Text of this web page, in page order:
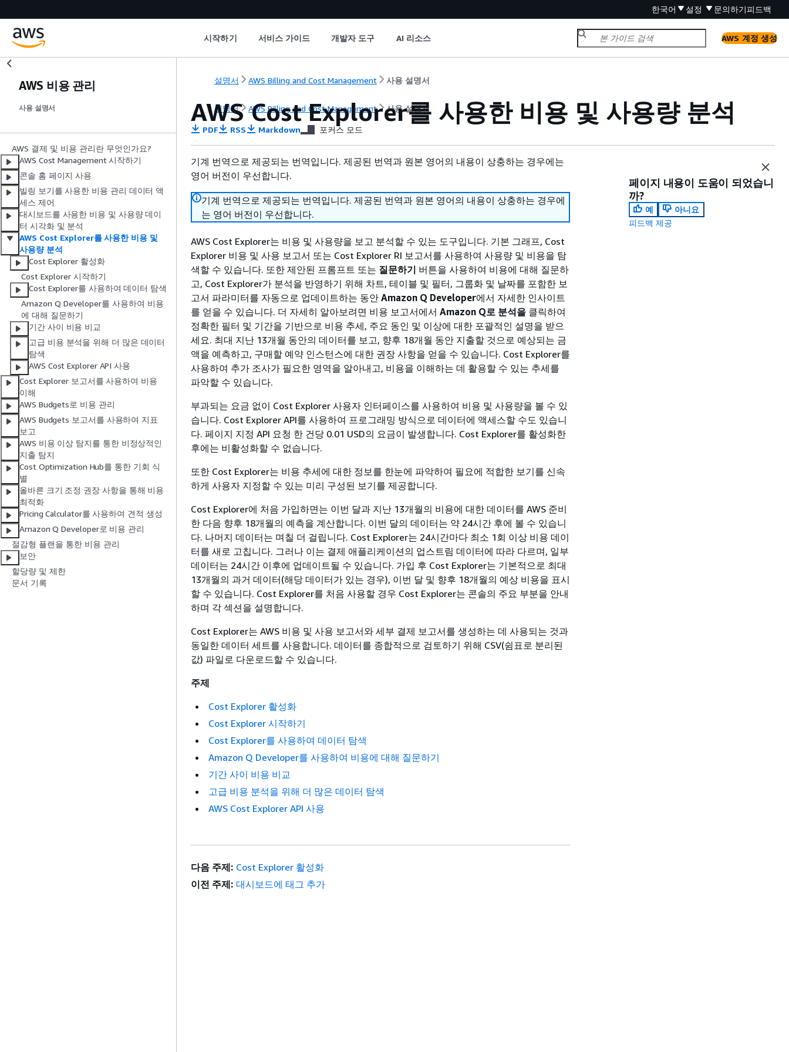
한국어 설정 문의하기피드백
시작하기 서비스 가이드 개발자 도구 AI 리소스 AWS 계정 생성
AWS 비용 관리
사용 설명서
AWS 결제 및 비용 관리란 무엇인가요?
AWS Cost Management 시작하기
콘솔 홈 페이지 사용
빌링 보기를 사용한 비용 관리 데이터 액
세스 제어
대시보드를 사용한 비용 및 사용량 데이
터 시각화 및 분석
AWS Cost Explorer를 사용한 비용 및
사용량 분석
Cost Explorer 활성화
Cost Explorer 시작하기
Cost Explorer를 사용하여 데이터 탐색
Amazon Q Developer를 사용하여 비용
에 대해 질문하기
기간 사이 비용 비교
고급 비용 분석을 위해 더 많은 데이터
탐색
AWS Cost Explorer API 사용
Cost Explorer 보고서를 사용하여 비용
이해
AWS Budgets로 비용 관리
AWS Budgets 보고서를 사용하여 지표
보고
AWS 비용 이상 탐지를 통한 비정상적인
지출 탐지
Cost Optimization Hub를 통한 기회 식
별
올바른 크기 조정 권장 사항을 통해 비용
최적화
Pricing Calculator를 사용하여 견적 생성
Amazon Q Developer로 비용 관리
절감형 플랜을 통한 비용 관리
보안
할당량 및 제한
문서 기록
설명서 AWS Billing and Cost Management 사용 설명서
설명서 AWS Billing and Cost Management 사용 설명서
AWS Cost Explorer를 사용한 비용 및 사용량 분석
PDF RSS Markdown 포커스 모드
기계 번역으로 제공되는 번역입니다. 제공된 번역과 원본 영어의 내용이 상충하는 경우에는
영어 버전이 우선합니다.
기계 번역으로 제공되는 번역입니다. 제공된 번역과 원본 영어의 내용이 상충하는 경우에
는 영어 버전이 우선합니다.
AWS Cost Explorer는 비용 및 사용량을 보고 분석할 수 있는 도구입니다. 기본 그래프, Cost
Explorer 비용 및 사용 보고서 또는 Cost Explorer RI 보고서를 사용하여 사용량 및 비용을 탐
색할 수 있습니다. 또한 제안된 프롬프트 또는 질문하기 버튼을 사용하여 비용에 대해 질문하
고, Cost Explorer가 분석을 반영하기 위해 차트, 테이블 및 필터, 그룹화 및 날짜를 포함한 보
고서 파라미터를 자동으로 업데이트하는 동안 Amazon Q Developer에서 자세한 인사이트
를 얻을 수 있습니다. 더 자세히 알아보려면 비용 보고서에서 Amazon Q로 분석을 클릭하여
정확한 필터 및 기간을 기반으로 비용 추세, 주요 동인 및 이상에 대한 포괄적인 설명을 받으
세요. 최대 지난 13개월 동안의 데이터를 보고, 향후 18개월 동안 지출할 것으로 예상되는 금
액을 예측하고, 구매할 예약 인스턴스에 대한 권장 사항을 얻을 수 있습니다. Cost Explorer를
사용하여 추가 조사가 필요한 영역을 알아내고, 비용을 이해하는 데 활용할 수 있는 추세를
파악할 수 있습니다.
부과되는 요금 없이 Cost Explorer 사용자 인터페이스를 사용하여 비용 및 사용량을 볼 수 있
습니다. Cost Explorer API를 사용하여 프로그래밍 방식으로 데이터에 액세스할 수도 있습니
다. 페이지 지정 API 요청 한 건당 0.01 USD의 요금이 발생합니다. Cost Explorer를 활성화한
후에는 비활성화할 수 없습니다.
또한 Cost Explorer는 비용 추세에 대한 정보를 한눈에 파악하여 필요에 적합한 보기를 신속
하게 사용자 지정할 수 있는 미리 구성된 보기를 제공합니다.
Cost Explorer에 처음 가입하면는 이번 달과 지난 13개월의 비용에 대한 데이터를 AWS 준비
한 다음 향후 18개월의 예측을 계산합니다. 이번 달의 데이터는 약 24시간 후에 볼 수 있습니
다. 나머지 데이터는 며칠 더 걸립니다. Cost Explorer는 24시간마다 최소 1회 이상 비용 데이
터를 새로 고칩니다. 그러나 이는 결제 애플리케이션의 업스트림 데이터에 따라 다르며, 일부
데이터는 24시간 이후에 업데이트될 수 있습니다. 가입 후 Cost Explorer는 기본적으로 최대
13개월의 과거 데이터(해당 데이터가 있는 경우), 이번 달 및 향후 18개월의 예상 비용을 표시
할 수 있습니다. Cost Explorer를 처음 사용할 경우 Cost Explorer는 콘솔의 주요 부분을 안내
하며 각 섹션을 설명합니다.
Cost Explorer는 AWS 비용 및 사용 보고서와 세부 결제 보고서를 생성하는 데 사용되는 것과
동일한 데이터 세트를 사용합니다. 데이터를 종합적으로 검토하기 위해 CSV(쉼표로 분리된
값) 파일로 다운로드할 수 있습니다.
주제
Cost Explorer 활성화
Cost Explorer 시작하기
Cost Explorer를 사용하여 데이터 탐색
Amazon Q Developer를 사용하여 비용에 대해 질문하기
기간 사이 비용 비교
고급 비용 분석을 위해 더 많은 데이터 탐색
AWS Cost Explorer API 사용
페이지 내용이 도움이 되었습니
까?
예
아니요
피드백 제공
다음 주제: Cost Explorer 활성화
이전 주제: 대시보드에 태그 추가